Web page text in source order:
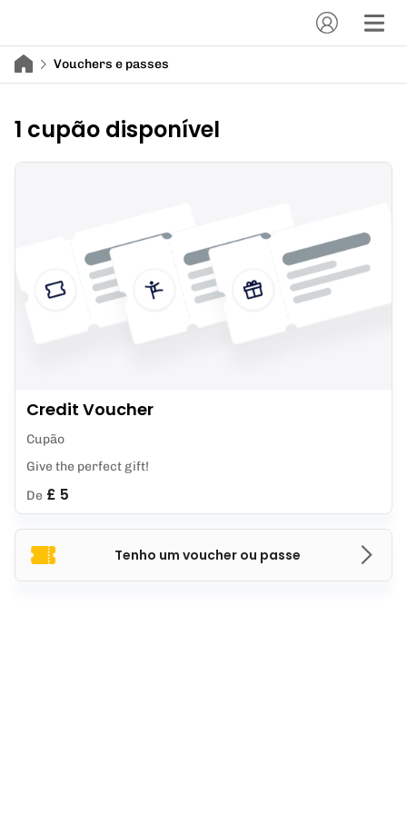
Vouchers e passes
1 cupão disponível
Tenho um voucher ou passe
Credit Voucher
Cupão
Give the perfect gift!
De £ 5